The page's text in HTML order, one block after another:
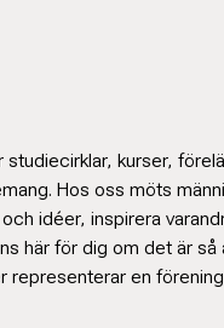
studiecirklar, kurser,
Hos oss möts
idéer, inspirera
här för dig om det är så
representerar en